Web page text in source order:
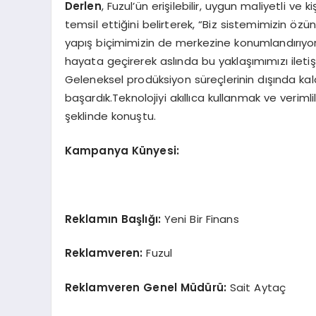
Derlen, Fuzul’ün erişilebilir, uygun maliyetli ve
temsil ettiğini belirterek, “Biz sistemimizin
yapış biçimimizin de merkezine
hayata geçirerek aslında bu yaklaşımımızı
Geleneksel prodüksiyon süreçlerinin dışında
başardık.Teknolojiyi akıllıca kullanmak ve
şeklinde konuştu.
Kampanya Künyesi:
Reklamın Başlığı: Yeni Bir Finans
Reklamveren:Fuzul
Reklamveren Genel Müdürü: Sait Aytaç